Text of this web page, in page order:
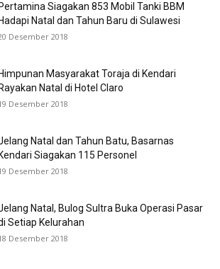
Pertamina Siagakan 853 Mobil Tanki BBM
Hadapi Natal dan Tahun Baru di Sulawesi
Desember 2018
Himpunan Masyarakat Toraja di Kendari
Rayakan Natal di Hotel Claro
Desember 2018
Natal dan Tahun Batu, Basarnas
Kendari Siagakan 115 Personel
Desember 2018
Natal, Bulog Sultra Buka Operasi Pasar
Setiap Kelurahan
Desember 2018